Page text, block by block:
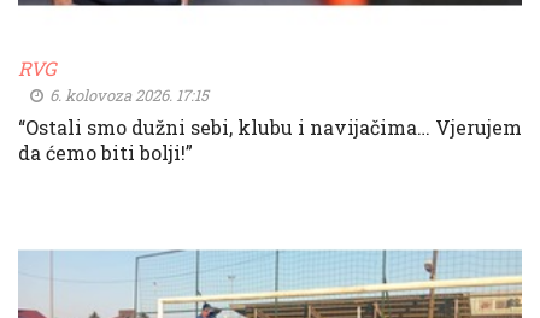
RVG
6. kolovoza 2026. 17:15
“Ostali smo dužni sebi, klubu i navijačima… Vjerujem
da ćemo biti bolji!”